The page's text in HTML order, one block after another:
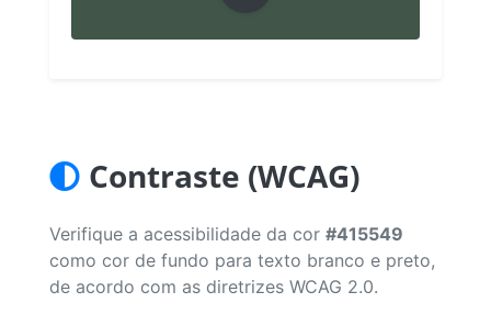
Contraste (WCAG)
Verifique a acessibilidade da cor #415549
como cor de fundo para texto branco e preto,
de acordo com as diretrizes WCAG 2.0.